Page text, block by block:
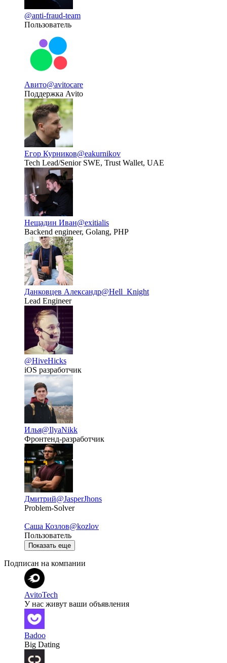
@anti-fraud-team
Пользователь
Авито@avitocare
Поддержка Avito
Егор Курников@eakurnikov
Tech Lead/Senior SWE, Trust Wallet, UAE
Нещадин Иван@exitialis
Backend engineer, Golang, PHP
Данковцев Александр@Hell_Knight
Lead Engineer
@HiveHicks
iOS разработчик
Илья@IlyaNikk
Фронтенд-разработчик
Дмитрий@JasperJhons
Problem-Solver
Саша Козлов@kozlov
Пользователь
Показать еще
Подписан на компании
AvitoTech
У нас живут ваши объявления
Badoo
Big Dating